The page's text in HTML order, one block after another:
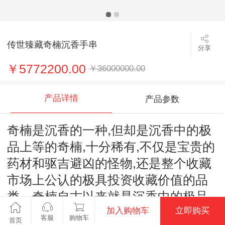
传世臻藏奇楠沉香手串 分享
￥5772200.00 ￥36000000.00
产品详情 产品参数
奇楠是沉香的一种,但却是沉香中的极
品上等的奇楠,十分稀有,不仅是宝贵的
药材和驱吉避凶的怪物,还是整个收藏
市场上公认的极具投资收藏价值的品
类。奇楠自古以来就是沉香中的极品,
奇楠比沉香油脂含量更高、更加温软,
首页 客服 购物车
加入购物车 立即购买